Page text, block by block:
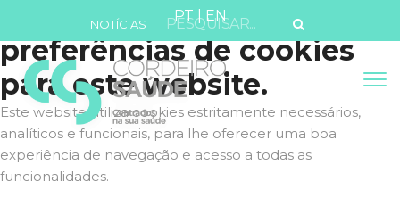
Defina as suas
preferências de cookies
para este website.
Este website utiliza cookies estritamente necessários,
analíticos e funcionais, para lhe oferecer uma boa
experiência de navegação e acesso a todas as
funcionalidades.
PT| EN
NOTÍCIAS